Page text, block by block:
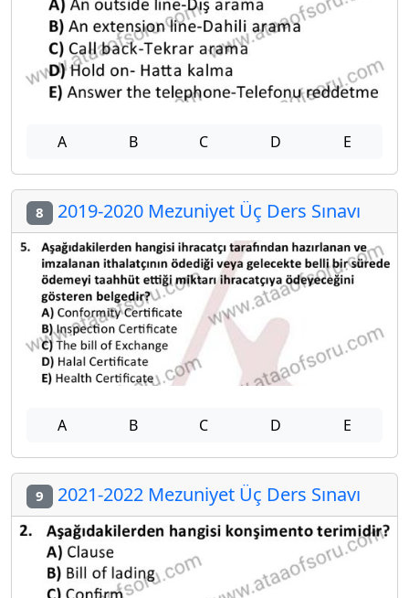
A B C D E
8 2019-2020 Mezuniyet Üç Ders Sınavı
A B C D E
9 2021-2022 Mezuniyet Üç Ders Sınavı